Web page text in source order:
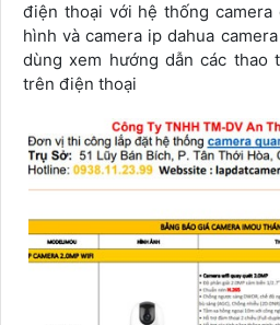
điện thoại với hệ thống camera
hình và camera ip dahua
dùng xem hướng dẫn các thao
trên điện thoại